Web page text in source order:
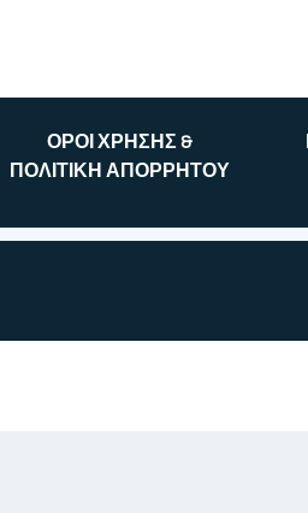
ΟΡΟΙ ΧΡΗΣΗΣ &
ΠΟΛΙΤΙΚΗ ΑΠΟΡΡΗΤΟΥ